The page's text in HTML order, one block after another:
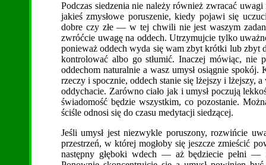
Podczas siedzenia nie należy również zwracać
jakieś zmysłowe poruszenie, kiedy pojawi się
dobre czy złe — w tej chwili nie jest waszym
zwróćcie uwagę na oddech. Utrzymujcie tylko
ponieważ oddech wyda się wam zbyt krótki lub zbyt
kontrolować albo go stłumić. Inaczej mówiąc,
oddechom naturalnie a wasz umysł osiągnie spokój.
rzeczy i spocznie, oddech stanie się lżejszy i lżejszy,
oddychacie. Zarówno ciało jak i umysł poczują
świadomość będzie wszystkim, co pozostanie.
ściśle odnosi się do czasu medytacji siedzącej.
Jeśli umysł jest niezwykle poruszony, rozwińcie
przestrzeń, w której mogłoby się jeszcze zmieścić
następny głęboki wdech — aż będziecie pełni